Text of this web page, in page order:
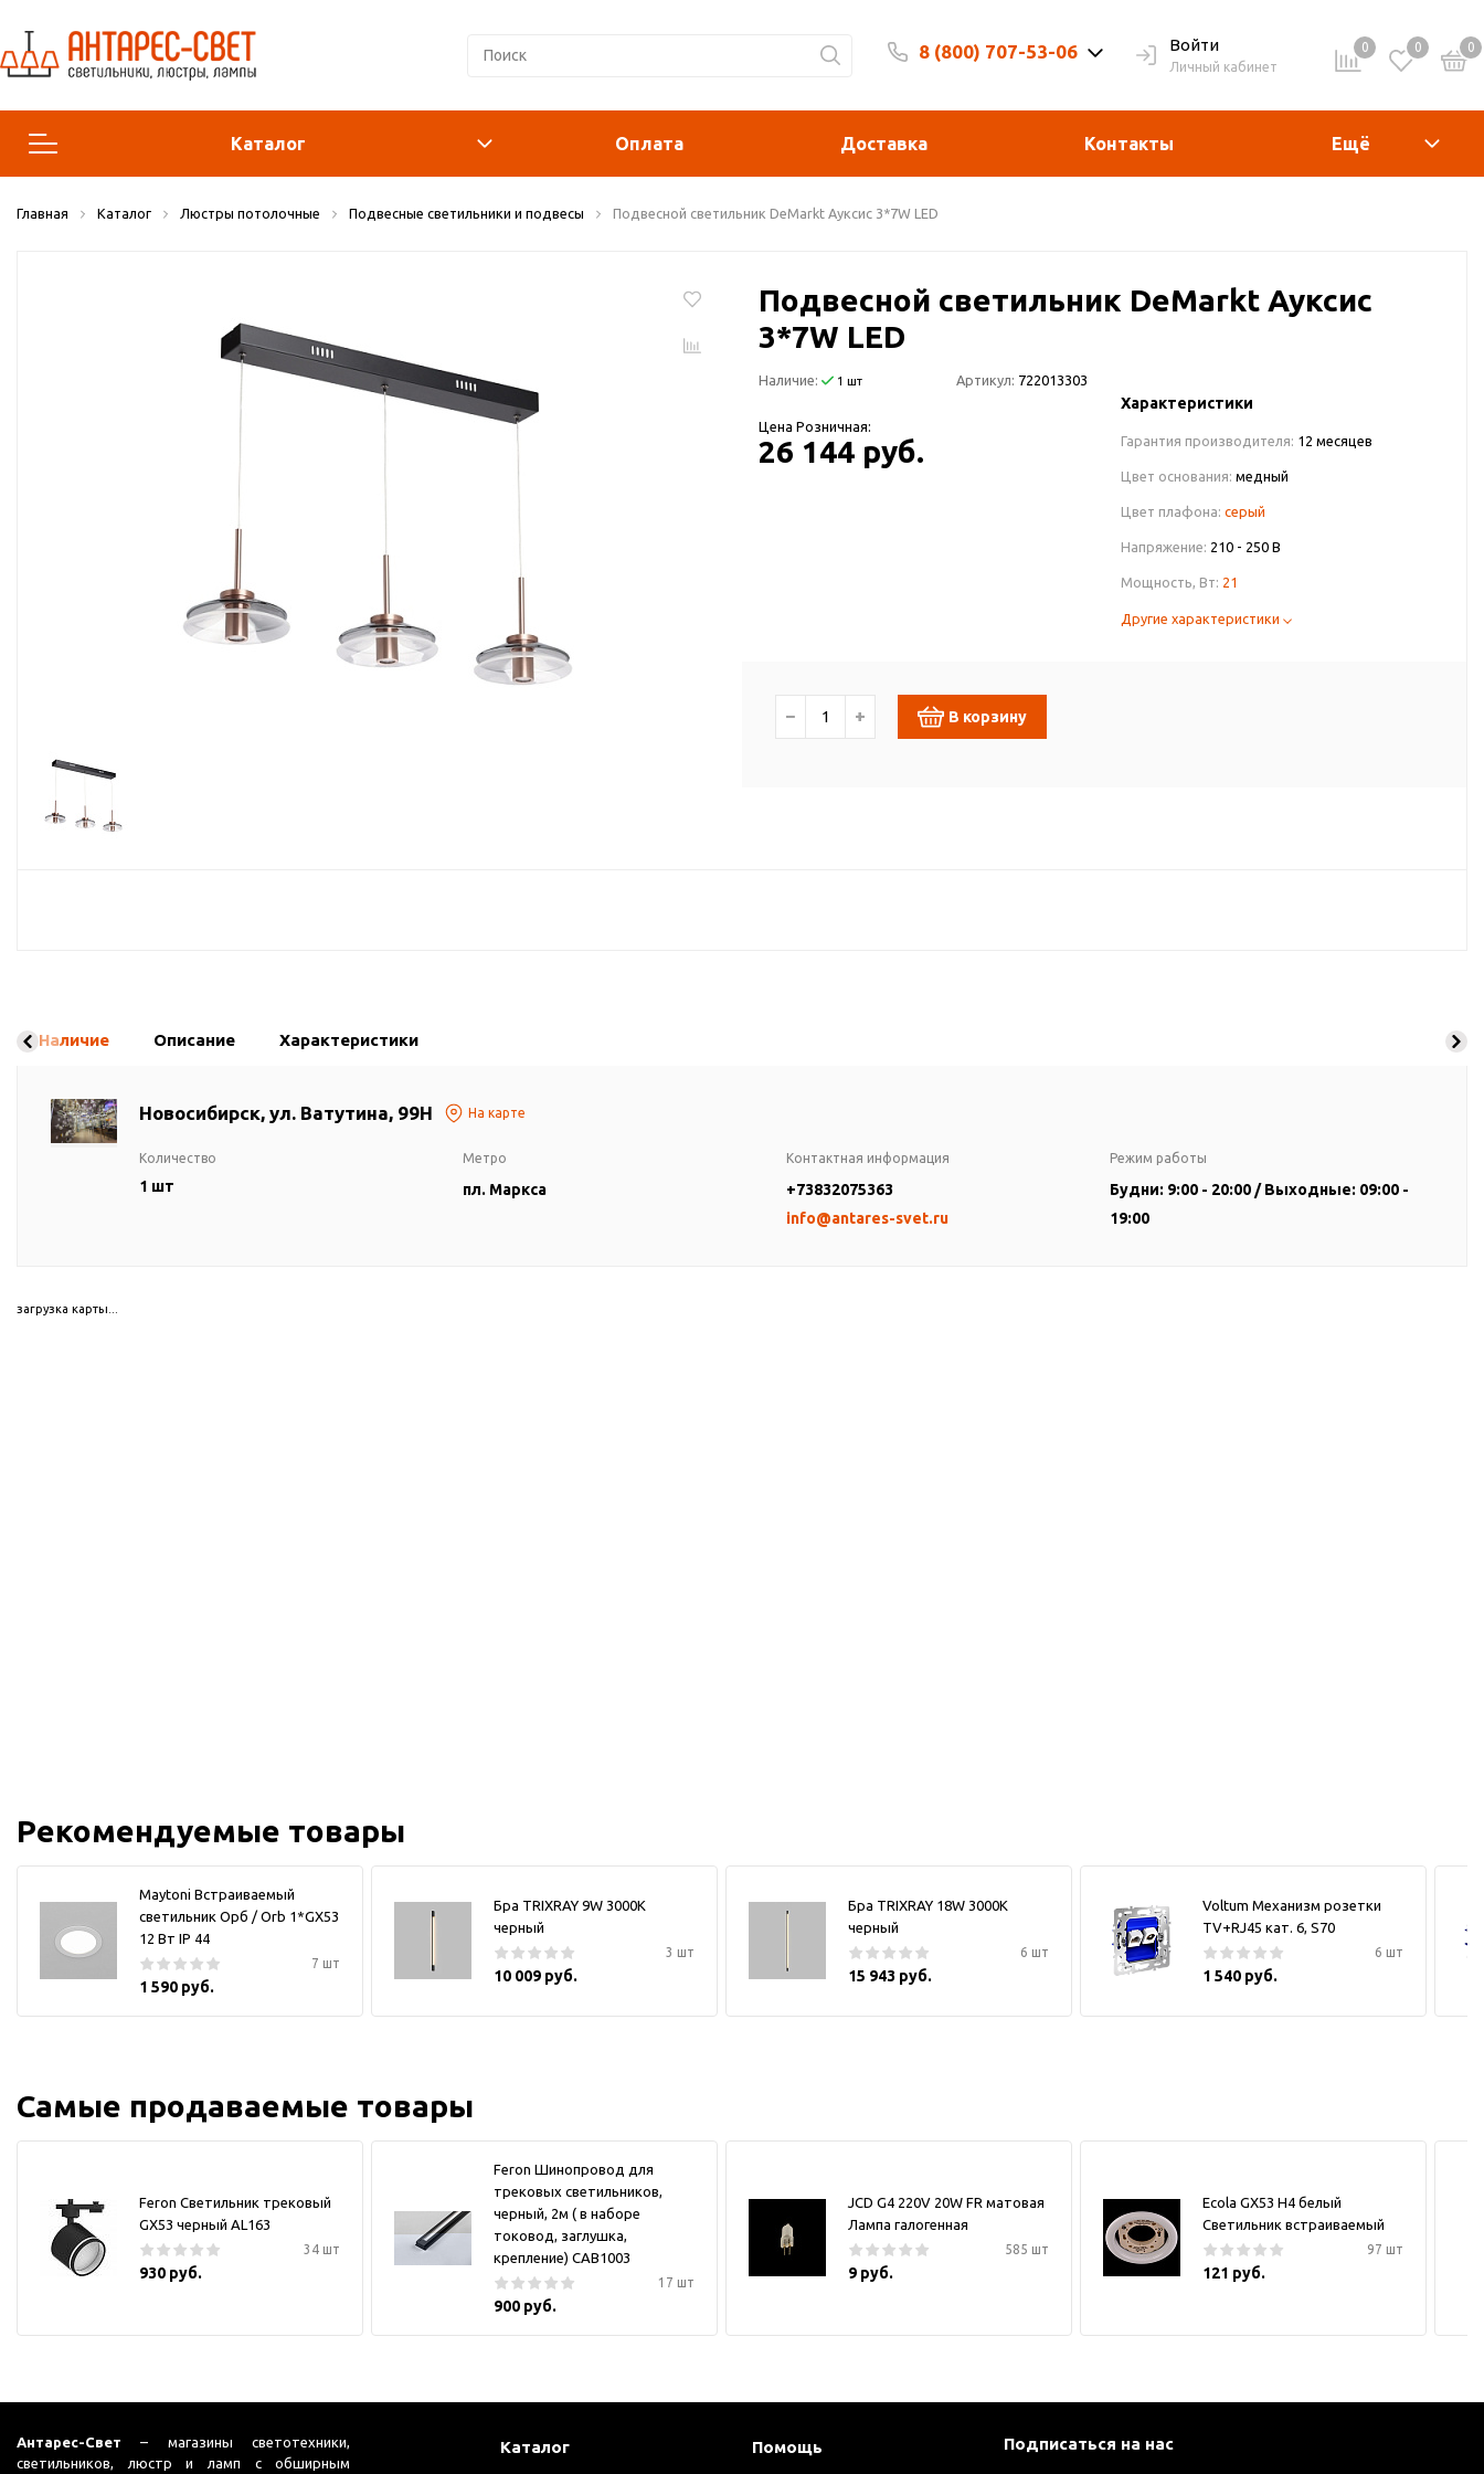
8 (800) 707-53-06 Войти
Личный кабинет
0 0 0
Каталог
Люстры и подвесы
Прожекторы
Оплата Доставка Контакты Ещё
Главная Каталог Люстры потолочные Подвесные светильники и подвесы Подвесной светильник DeMarkt Ауксис 3*7W LED
Подвесной светильник DeMarkt Ауксис
3*7W LED
Наличие: 1 шт Артикул: 722013303
Цена Розничная:
26 144 руб.
Характеристики
Гарантия производителя: 12 месяцев
Цвет основания: медный
Цвет плафона: серый
Напряжение: 210 - 250 В
Мощность, Вт: 21
Другие характеристики
− + В корзину
Наличие Описание Характеристики
Новосибирск, ул. Ватутина, 99Н На карте
Количество
1 шт
Метро
пл. Маркса
Контактная информация
+73832075363
info@antares-svet.ru
Режим работы
Будни: 9:00 - 20:00 / Выходные: 09:00 -
19:00
загрузка карты...
Рекомендуемые товары
Maytoni Встраиваемый
светильник Орб / Orb 1*GX53
12 Вт IP 44
7 шт
1 590 руб.
Бра TRIXRAY 9W 3000К
черный
3 шт
10 009 руб.
Бра TRIXRAY 18W 3000К
черный
6 шт
15 943 руб.
Voltum Механизм розетки
TV+RJ45 кат. 6, S70
6 шт
1 540 руб.
Самые продаваемые товары
Feron Светильник трековый
GX53 черный AL163
34 шт
930 руб.
Feron Шинопровод для
трековых светильников,
черный, 2м ( в наборе
токовод, заглушка,
крепление) CAB1003
17 шт
900 руб.
JCD G4 220V 20W FR матовая
Лампа галогенная
585 шт
9 руб.
Ecola GX53 H4 белый
Светильник встраиваемый
97 шт
121 руб.
Антарес-Свет – магазины светотехники,
светильников, люстр и ламп с обширным
Каталог Помощь Подписаться на нас